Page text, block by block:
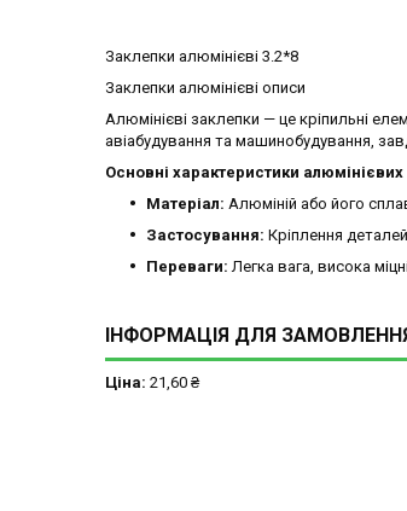
Заклепки алюмінієві 3.2*8
Заклепки алюмінієві описи
Алюмінієві заклепки — це кріпильні
авіабудування та машинобудування,
Основні характеристики алюмінієвих
Матеріал: Алюміній або його
Застосування: Кріплення
Переваги: Легка вага, висока
ІНФОРМАЦІЯ ДЛЯ
Ціна: 21,60 ₴